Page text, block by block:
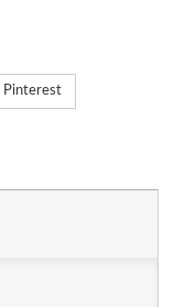
Pinterest